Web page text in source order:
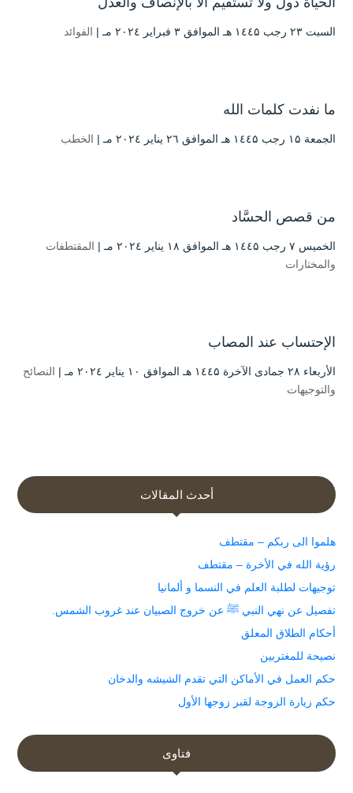
السبت ۲۳ رجب ۱٤٤۵ هـ الموافق ۳ فبراير ۲۰۲٤ مـ | الفوائد
ما نفدت كلمات الله
الجمعة ۱۵ رجب ۱٤٤۵ هـ الموافق ۲٦ يناير ۲۰۲٤ مـ | الخطب
من قصص الحسَّاد
الخميس ۷ رجب ۱٤٤۵ هـ الموافق ۱۸ يناير ۲۰۲٤ مـ |
المقتطفات
والمختارات
الإحتساب عند المصاب
الأربعاء ۲۸ جمادى الآخرة ۱٤٤۵ هـ الموافق ۱۰ يناير ۲۰۲٤ مـ |
النصائح
والتوجيهات
أحدث المقالات
هلموا الى ربكم – مقتطف
رؤية الله في الأخرة – مقتطف
توجيهات لطلبة العلم في النسما و ألمانيا
تفصيل عن نهي النبي ﷺ عن خروج الصبيان عند غروب الشمس.
أحكام الطلاق المعلق
نصيحة للمغتربين
حكم العمل في الأماكن التي تقدم الشيشه والدخان
حكم زيارة الزوجة لقبر زوجها الأول
فتاوى